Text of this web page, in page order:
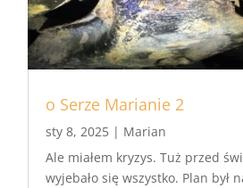
o Serze Marianie 2
sty 8, 2025| Marian
Ale miałem kryzys. Tuż przed
wyjebało się wszystko. Plan był